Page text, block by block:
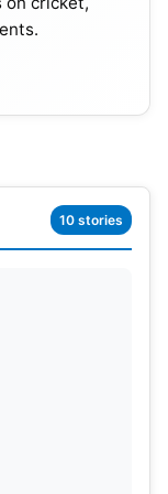
में चेन्नई को चैंपियन
बना सकते हैं।
नाम कर सकते हैं।
निकले थे, जिसमें 3
10 stories